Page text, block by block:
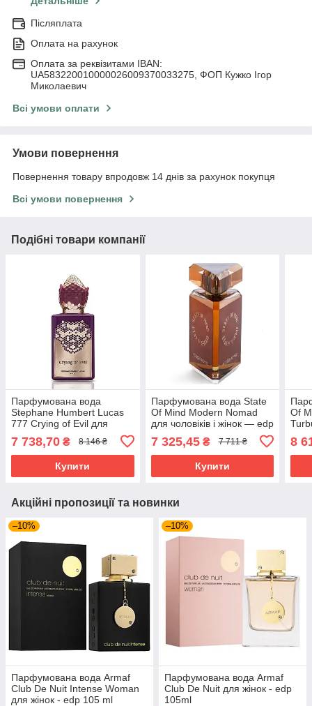
Післяплата
Оплата на рахунок
Оплата за реквізитами IBAN:
UA583220010000026009370033275, ФОП Кужко Ігор
Миколаевич
Всі умови оплати
Умови повернення
Повернення товару впродовж 14 днів за рахунок покупця
Всі умови повернення
Подібні товари компанії
Парфумована вода
Stephane Humbert Lucas
777 Crying of Evil для
чоловіків і жінок — edp 50
ml tester
7 738,70 ₴ 8 146 ₴
Купити
Парфумована вода State
Of Mind Modern Nomad
для чоловіків і жінок — edp
7 325,45₴ 7 711 ₴
Купити
Of
8
Акційні пропозиції та новинки
–10%
Парфумована вода Armaf
Club De Nuit Intense Woman
для жінок - edp 105 ml
–10%
Парфумована вода Armaf
Club De Nuit для жінок - edp
105ml